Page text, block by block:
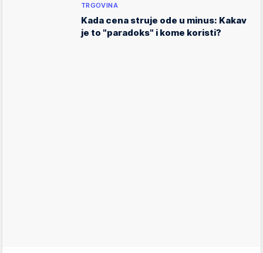
TRGOVINA
Kada cena struje ode u minus: Kakav
je to "paradoks" i kome koristi?